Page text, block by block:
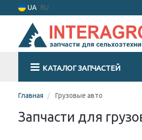
UA RU
КАТАЛОГ ЗАПЧАСТЕЙ
Главная Грузовые авто
Запчасти для